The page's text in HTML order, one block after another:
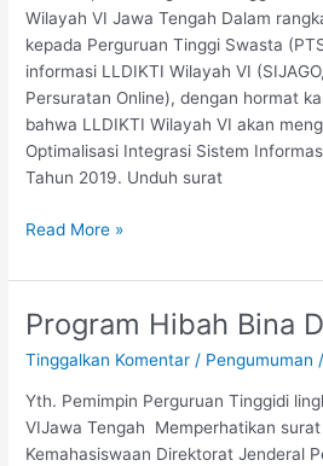
Wilayah VI Jawa Tengah Dalam
kepada Perguruan Tinggi Swasta
informasi LLDIKTI Wilayah VI
Persuratan Online), dengan hormat
bahwa LLDIKTI Wilayah VI akan
Optimalisasi Integrasi Sistem
Tahun 2019. Unduh surat
Tahun
2019
Read More »
Program Hibah Bina
Tinggalkan Komentar / Pengumuman
Yth. Pemimpin Perguruan Tinggidi
VIJawa Tengah Memperhatikan
Kemahasiswaan Direktorat Jenderal
Program
Bina
Desa
2019